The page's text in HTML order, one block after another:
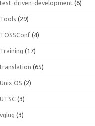
test-driven-development (6)
Tools (29)
TOSSConf (4)
Training (17)
translation (65)
Unix OS (2)
UTSC (3)
vglug (3)